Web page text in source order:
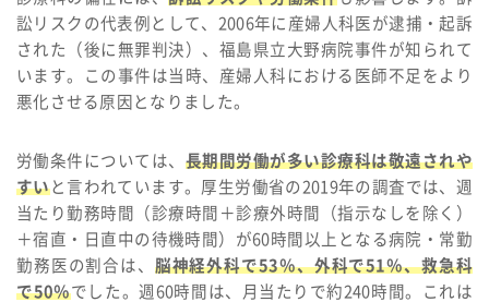
訟リスクの代表例として、2006年に産婦人科医が逮捕・起訴
された（後に無罪判決）、福島県立大野病院事件が知られて
います。この事件は当時、産婦人科における医師不足をより
悪化させる原因となりました。
労働条件については、 長期間労働が多い診療科は敬遠されや
すいと言われています。厚生労働省の2019年の調査では、週
当たり勤務時間（診療時間＋診療外時間（指示なしを除く）
＋宿直・日直中の待機時間）が60時間以上となる病院・常勤
勤務医の割合は、 脳神経外科で53％、外科で51％、救急科
で50％でした。週60時間は、月当たりで約240時間。これは